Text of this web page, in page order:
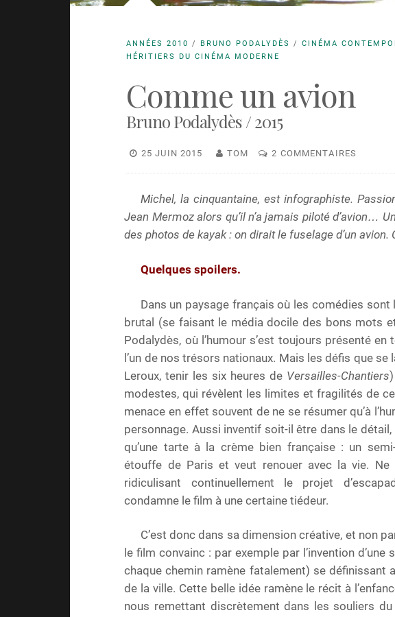
ANNÉES 2010 / BRUNO PODALYDÈS / CINÉMA
HÉRITIERS DU CINÉMA MODERNE
Comme un avion
Bruno Podalydès / 2015
25 JUIN 2015 TOM 2 COMMENTAIRES
Michel, la cinquantaine, est infographiste.
Jean Mermoz alors qu’il n’a jamais piloté d’avion…
des photos de kayak : on dirait le fuselage d’un avion.
Quelques spoilers.
Dans un paysage français où les comédies sont
brutal (se faisant le média docile des bons mots
Podalydès, où l’humour s’est toujours présenté
l’un de nos trésors nationaux. Mais les défis que
Leroux, tenir les six heures de Versailles-Chantiers
modestes, qui révèlent les limites et fragilités de
menace en effet souvent de ne se résumer qu’à
personnage. Aussi inventif soit-il être dans le
qu’une tarte à la crème bien française : un
étouffe de Paris et veut renouer avec la vie. Ne
ridiculisant continuellement le projet
condamne le film à une certaine tiédeur.
C’est donc dans sa dimension créative, et non
le film convainc : par exemple par l’invention
chaque chemin ramène fatalement) se définissant
de la ville. Cette belle idée ramène le récit à
nous remettant discrètement dans les souliers